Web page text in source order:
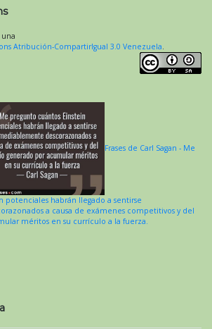
una
Atribución-CompartirIgual 3.0 Venezuela.
Frases de Carl Sagan - Me
potenciales habrán llegado a sentirse
a causa de exámenes competitivos y del
méritos en su currículo a la fuerza.